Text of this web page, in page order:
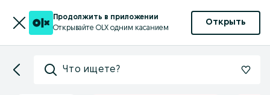
Продолжить в приложении
Открывайте OLX одним касанием
Открыть
Что ищете?